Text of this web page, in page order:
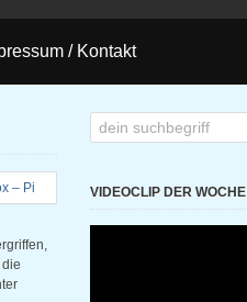
/ Kontakt
VIDEOCLIP DER WOCHE